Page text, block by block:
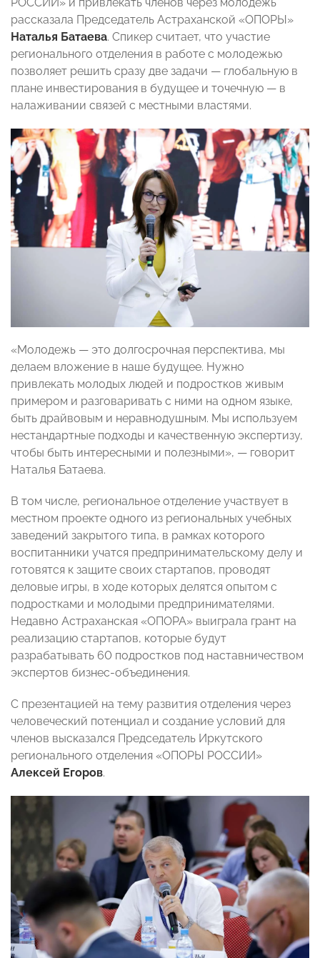
рассказала Председатель Астраханской «ОПОРЫ»
Наталья Батаева. Спикер считает, что участие
регионального отделения в работе с молодежью
позволяет решить сразу две задачи — глобальную в
плане инвестирования в будущее и точечную — в
налаживании связей с местными властями.
«Молодежь — это долгосрочная перспектива, мы
делаем вложение в наше будущее. Нужно
привлекать молодых людей и подростков живым
примером и разговаривать с ними на одном языке,
быть драйвовым и неравнодушным. Мы используем
нестандартные подходы и качественную экспертизу,
чтобы быть интересными и полезными», — говорит
Наталья Батаева.
В том числе, региональное отделение участвует в
местном проекте одного из региональных учебных
заведений закрытого типа, в рамках которого
воспитанники учатся предпринимательскому делу и
готовятся к защите своих стартапов, проводят
деловые игры, в ходе которых делятся опытом с
подростками и молодыми предпринимателями.
Недавно Астраханская «ОПОРА» выиграла грант на
реализацию стартапов, которые будут
разрабатывать 60 подростков под наставничеством
экспертов бизнес-объединения.
С презентацией на тему развития отделения через
человеческий потенциал и создание условий для
членов высказался Председатель Иркутского
регионального отделения «ОПОРЫ РОССИИ»
Алексей Егоров.